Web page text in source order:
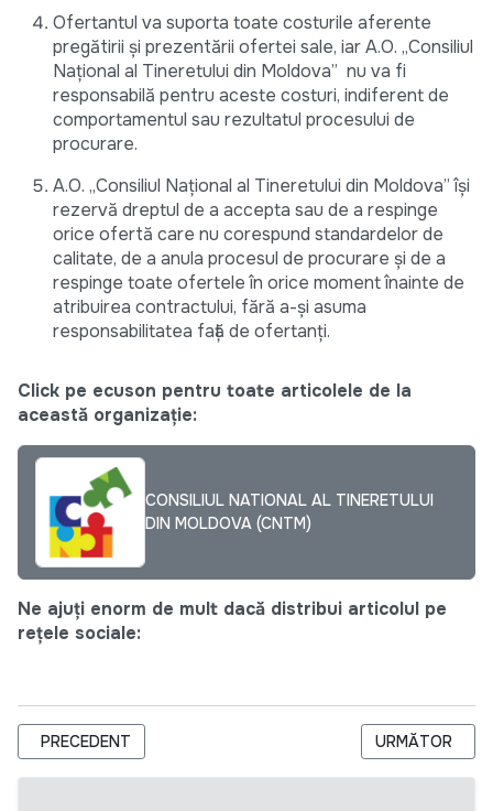
Ofertantul va suporta toate costurile aferente
pregătirii și prezentării ofertei sale, iar A.O. „Consiliul
Național al Tineretului din Moldova” nu va fi
responsabilă pentru aceste costuri, indiferent de
comportamentul sau rezultatul procesului de
procurare.
A.O. „Consiliul Național al Tineretului din Moldova” își
rezervă dreptul de a accepta sau de a respinge
orice ofertă care nu corespund standardelor de
calitate, de a anula procesul de procurare și de a
respinge toate ofertele în orice moment înainte de
atribuirea contractului, fără a-și asuma
responsabilitatea față de ofertanți.
Click pe ecuson pentru toate articolele de la
această organizație:
CONSILIUL NATIONAL AL TINERETULUI
DIN MOLDOVA (CNTM)
Ne ajuți enorm de mult dacă distribui articolul pe
rețele sociale:
ARTICOL PRECEDENT: EXTINDERE TERMEN. PROJECT
PRECEDENT ARTICOLUL
URMĂTOR